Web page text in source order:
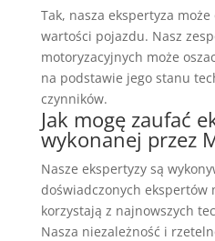
Tak, nasza ekspertyza
wartości pojazdu. Nasz
motoryzacyjnych może
na podstawie jego stanu
czynników.
Jak mogę zaufać
wykonanej przez
Nasze ekspertyzy są
doświadczonych ekspertów
korzystają z najnowszych
Nasza niezależność i